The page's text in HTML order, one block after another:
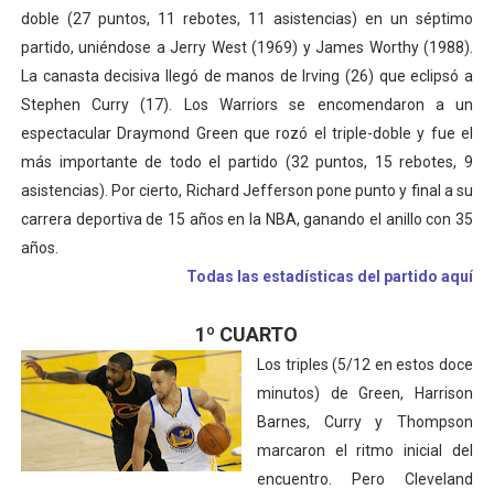
doble (27 puntos, 11 rebotes, 11 asistencias) en un séptimo
partido, uniéndose a Jerry West (1969) y James Worthy (1988).
La canasta decisiva llegó de manos de Irving (26) que eclipsó a
Stephen Curry (17). Los Warriors se encomendaron a un
espectacular Draymond Green que rozó el triple-doble y fue el
más importante de todo el partido (32 puntos, 15 rebotes, 9
asistencias). Por cierto, Richard Jefferson pone punto y final a su
carrera deportiva de 15 años en la NBA, ganando el anillo con 35
años.
Todas las estadísticas del partido aquí
1º CUARTO
Los triples (5/12 en estos doce
minutos) de Green, Harrison
Barnes, Curry y Thompson
marcaron el ritmo inicial del
encuentro. Pero Cleveland